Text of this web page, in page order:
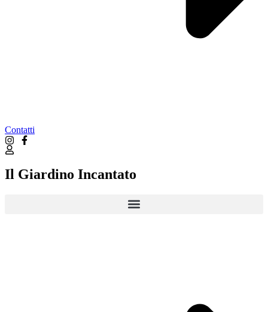
Contatti
Il Giardino Incantato